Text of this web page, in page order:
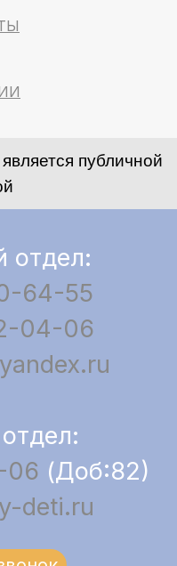
публичной
отдел:
64-55
04-06
06 (Доб:82)
deti.ru